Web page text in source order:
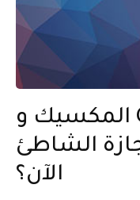
المكسيك و COVID-19 والسياحة:
الشاطئ
الآن؟